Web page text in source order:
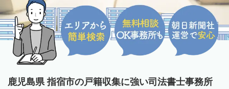
鹿児島県 指宿市の戸籍収集に強い司法書士事務所